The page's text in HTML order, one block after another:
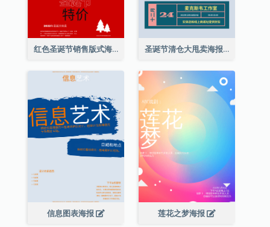
红色圣诞节销售版式海报 圣诞节清仓大甩卖海报
信息图表海报 莲花之梦海报